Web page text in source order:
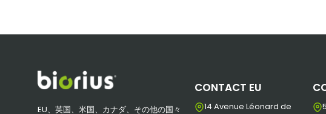
EU、英国、米国、カナダ、その他の国々
CONTACT EU
14 Avenue Léonard de